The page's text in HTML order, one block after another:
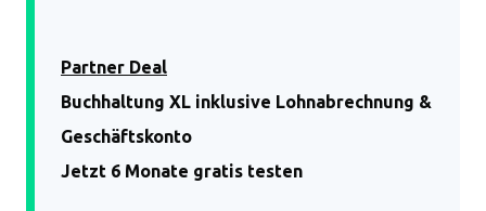
Partner Deal
Buchhaltung XL inklusive Lohnabrechnung &
Geschäftskonto
Jetzt 6 Monate gratis testen